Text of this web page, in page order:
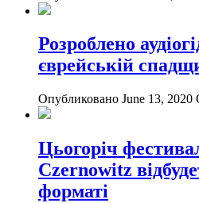
Розроблено
єврейській
Опубликовано June 13, 2020
Цьогоріч
Czernowitz
форматі